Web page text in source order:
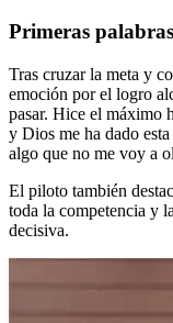
Primeras
Tras cruzar la meta y
emoción por el logro
pasar. Hice el máximo
y Dios me ha dado
algo que no me voy a
El piloto también
toda la competencia y
decisiva.